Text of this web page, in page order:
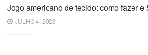
Jogo americano de tecido: como fazer e
JULHO 4, 2023